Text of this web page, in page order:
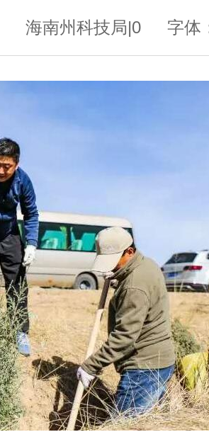
海南州科技局|0 字体